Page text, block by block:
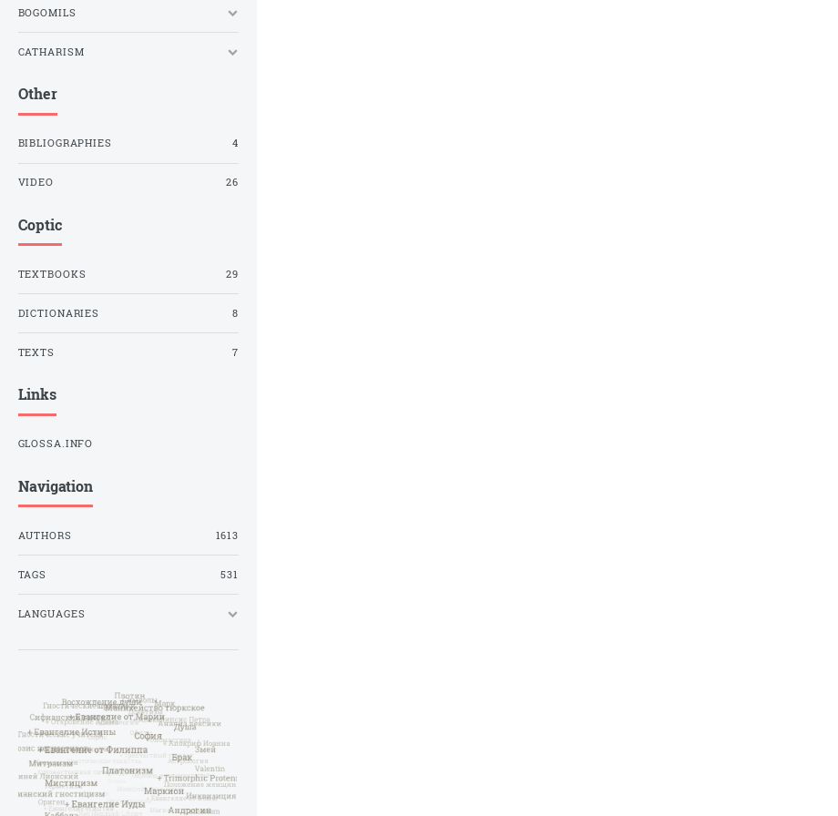
BOGOMILS
CATHARISM
Other
BIBLIOGRAPHIES 4
VIDEO 26
Coptic
TEXTBOOKS 29
DICTIONARIES 8
TEXTS 7
Links
GLOSSA.INFO
Navigation
AUTHORS 1613
TAGS 531
LANGUAGES